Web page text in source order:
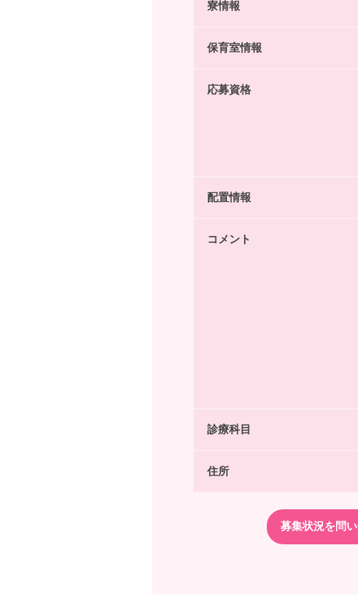
寮情報
保育室情報
応募資格
配置情報
コメント
診療科目
住所